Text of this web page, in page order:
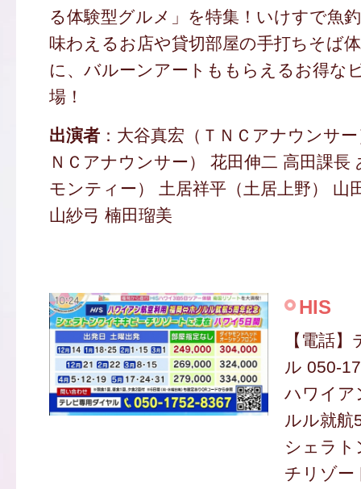
る体験型グルメ」を特集！いけすで魚
味わえるお店や貸切部屋の手打ちそば
に、バルーンアートももらえるお得な
場！
出演者：大谷真宏（ＴＮＣアナウンサ
ＮＣアナウンサー） 花田伸二 高田課長
モンティー） 土居祥平（土居上野） 山
山紗弓 楠田瑠美
HIS
【電話
ル 050-
ハワイア
ルル就航
シェラト
チリゾー